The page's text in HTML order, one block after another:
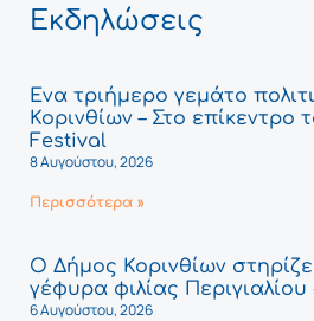
Εκδηλώσεις
Ένα τριήμερο γεμάτο
Κορινθίων – Στο
Festival
8 Αυγούστου, 2026
Περισσότερα »
Ο Δήμος Κορινθίων
γέφυρα φιλίας
6 Αυγούστου, 2026